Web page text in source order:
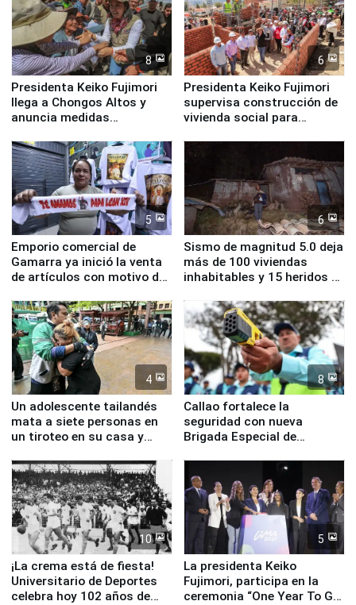
8
Presidenta Keiko Fujimori
llega a Chongos Altos y
anuncia medidas
educación, salud y empleo
6
Presidenta Keiko Fujimori
supervisa construcción de
vivienda social para
5
Emporio comercial de
Gamarra ya inició la venta
de artículos con motivo de
6
Sismo de magnitud 5.0 deja
más de 100 viviendas
inhabitables y 15 heridos en
4
Un adolescente tailandés
mata a siete personas en
un tiroteo en su casa y
8
Callao fortalece la
seguridad con nueva
Brigada Especial de
equipamiento para
Serenazgo
10
¡La crema está de fiesta!
Universitario de Deportes
celebra hoy 102 años de
5
La presidenta Keiko
Fujimori, participa en la
ceremonia “One Year To Go